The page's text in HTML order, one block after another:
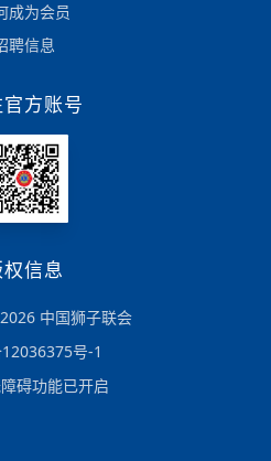
成为会员
聘信息
方账号
权信息
中国狮子联会
号-1
碍功能已开启